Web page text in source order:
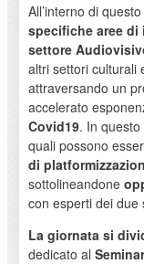
All’interno di
specifiche aree di
settore
altri settori culturali
attraversando un
accelerato
Covid19. In questo
quali possono
di
sottolineandone
con esperti dei due
La giornata si
dedicato al